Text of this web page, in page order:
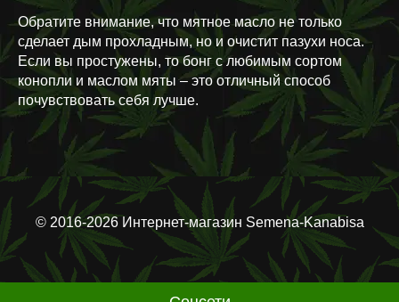
Обратите внимание, что мятное масло не только
сделает дым прохладным, но и очистит пазухи носа.
Если вы простужены, то бонг с любимым сортом
конопли и маслом мяты – это отличный способ
почувствовать себя лучше.
© 2016-2026 Интернет-магазин Semena-Kanabisa